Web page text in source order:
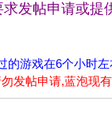
发帖申请或
的游戏在6个小时
发帖申请,蓝泡现